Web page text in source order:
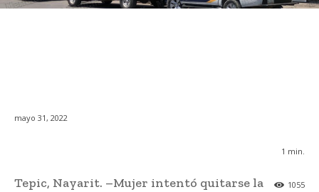
mayo 31, 2022
1 min.
1055
Tepic, Nayarit. –Mujer intentó quitarse la